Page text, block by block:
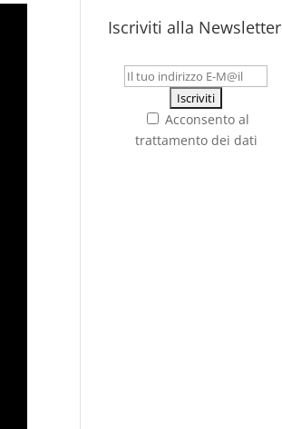
Iscriviti alla Newsletter
Acconsento al
trattamento dei dati